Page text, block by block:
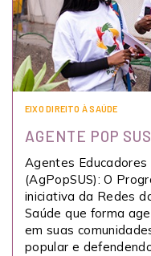
EIXO DIREITO À SAÚDE
AGENTE POP SUS
Agentes
(AgPopSUS): O
iniciativa da Redes
Saúde que forma
em suas
popular e